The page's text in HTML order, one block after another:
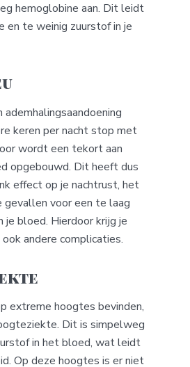
hemoglobine aan. Dit leidt
en te weinig zuurstof in je
ademhalingsaandoening
keren per nacht stop met
wordt een tekort aan
opgebouwd. Dit heeft dus
effect op je nachtrust, het
voor een te laag
je bloed. Hierdoor krijg je
andere complicaties.
extreme hoogtes bevinden,
Dit is simpelweg
in het bloed, wat leidt
Op deze hoogtes is er niet